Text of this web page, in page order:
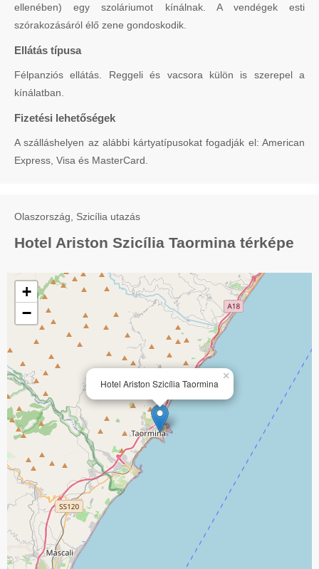
ellenében) egy szoláriumot kínálnak. A vendégek esti
szórakozásáról élő zene gondoskodik.
Ellátás típusa
Félpanziós ellátás. Reggeli és vacsora külön is szerepel a
kínálatban.
Fizetési lehetőségek
A szálláshelyen az alábbi kártyatípusokat fogadják el: American
Express, Visa és MasterCard.
Olaszország, Szicília utazás
Hotel Ariston Szicília Taormina térképe
Hotel Ariston Szicília Taormina
×
+
−